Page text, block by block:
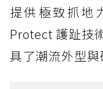
提供極致抓地
Protect 護趾技
具了潮流外型與